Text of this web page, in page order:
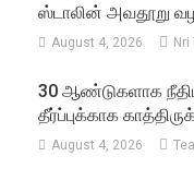
ஸ்டாலின் அவதூறு
August 4, 2026 Nri
30 ஆண்டுகளாக
தீர்ப்புக்காக
August 4, 2026